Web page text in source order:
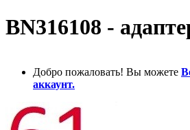
BN316108 -
Добро пожаловать! Вы можете
аккаунт.